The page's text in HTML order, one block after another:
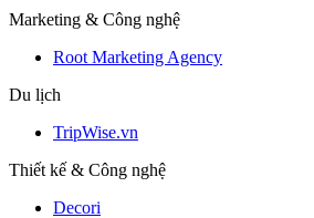
Marketing & Công nghệ
Root Marketing Agency
Du lịch
TripWise.vn
Thiết kế & Công nghệ
Decori